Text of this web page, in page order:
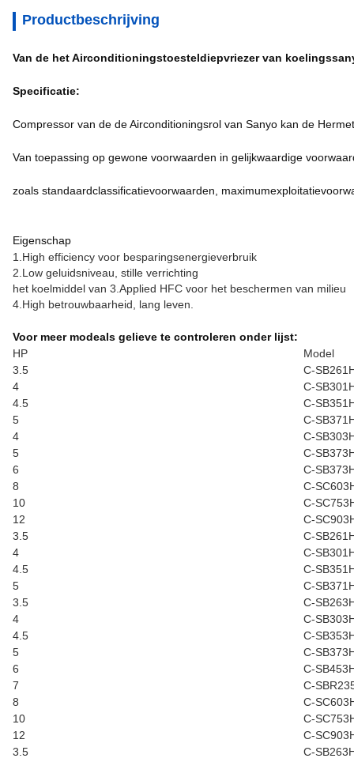
Productbeschrijving
Van de het Airconditioningstoesteldiepvriezer van
Specificatie:
Compressor van de de Airconditioningsrol van Sanyo kan de
Van toepassing op gewone voorwaarden in gelijkwaardige
zoals standaardclassificatievoorwaarden,
Eigenschap
1.High efficiency voor besparingsenergieverbruik
2.Low geluidsniveau, stille verrichting
het koelmiddel van 3.Applied HFC voor het beschermen van milieu
4.High betrouwbaarheid, lang leven.
Voor meer modeals gelieve te controleren onder lijst:
HP
Model
3.5
C-
4
C-
4.5
C-
5
C-
4
C-
5
C-
6
C-
8
C-
10
C-
12
C-
3.5
C-
4
C-
4.5
C-
5
C-
3.5
C-
4
C-
4.5
C-
5
C-
6
C-
7
C-
8
C-
10
C-
12
C-
3.5
C-